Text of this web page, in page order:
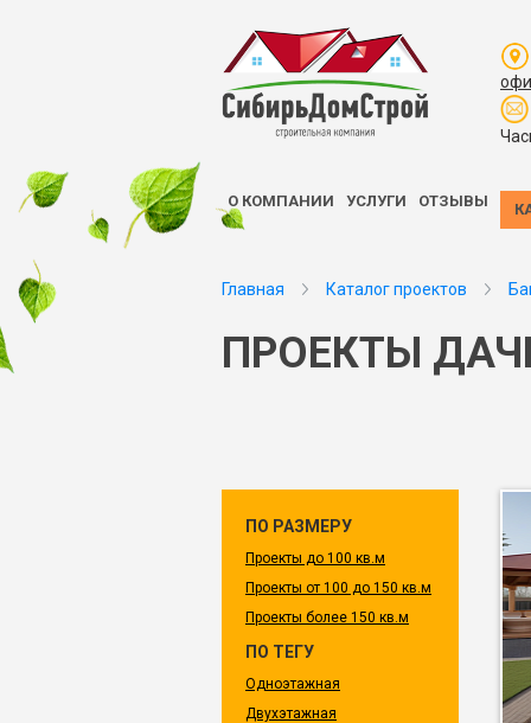
О КОМПАНИИ УСЛУГИ ОТЗЫВЫ
Главная Каталог проектов
ПРОЕКТЫ
ПО РАЗМЕРУ
Проекты до 100 кв.м
Проекты от 100 до 150 кв.м
Проекты более 150 кв.м
ПО ТЕГУ
Одноэтажная
Двухэтажная